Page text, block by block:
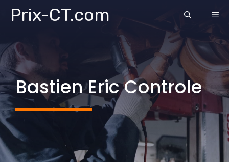
AllerPrix-CT.com
Bastien Eric Controle